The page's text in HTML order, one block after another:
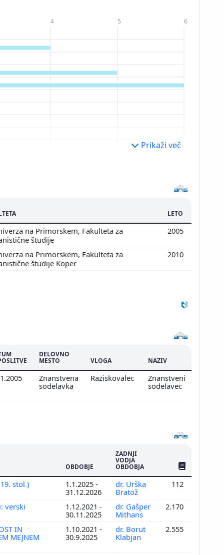
4 5 6
Prikaži več
LETO
na Primorskem, Fakulteta za
študije
2005
na Primorskem, Fakulteta za
študije Koper
2010
DELOVNO
MESTO VLOGA NAZIV
Znanstvena
sodelavka
Raziskovalec
Znanstveni
sodelavec
OBDOBJE
ZADNJI
VODJA
OBDOBJA ŠTEV.
stol.)
1.1.2025 -
31.12.2026
dr. Urška
Bratož
112
verski
1.12.2021 -
30.11.2025
dr. Gašper
Mithans
2.170
IN
MEJNEM
1.10.2021 -
30.9.2025
dr. Borut
Klabjan
2.555